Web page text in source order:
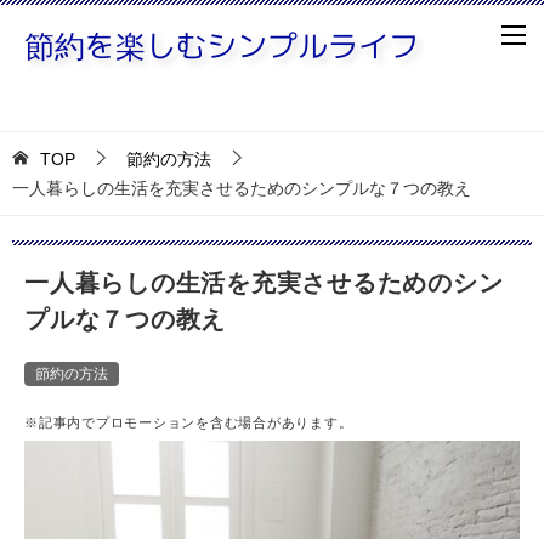
TOP
節約の方法
一人暮らしの生活を充実させるためのシンプルな７つの教え
一人暮らしの生活を充実させるためのシン
プルな７つの教え
節約の方法
※記事内でプロモーションを含む場合があります。